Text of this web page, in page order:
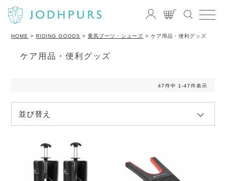
HOME RIDING GOODS 乗馬ブーツ・シューズ ケア用品・便利グッズ
ケア用品・便利グッズ
並び替え
47件中 1 -47件表示